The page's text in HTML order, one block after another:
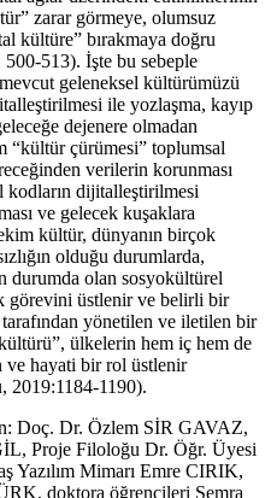
zarar görmeye, olumsuz
kültüre” bırakmaya doğru
513). İşte bu sebeple
geleneksel kültürümüzü
ile yozlaşma, kayıp
dejenere olmadan
“kültür çürümesi” toplumsal
verilerin korunması
kodların dijitalleştirilmesi
ve gelecek kuşaklara
kültür, dünyanın birçok
olduğu durumlarda,
durumda olan sosyokültürel
görevini üstlenir ve belirli bir
yönetilen ve iletilen bir
ülkelerin hem iç hem de
ve hayati bir rol üstlenir
2019:1184-1190).
Doç. Dr. Özlem SİR GAVAZ,
Proje Filoloğu Dr. Öğr. Üyesi
Mimarı Emre CIRIK,
doktora öğrencileri Semra